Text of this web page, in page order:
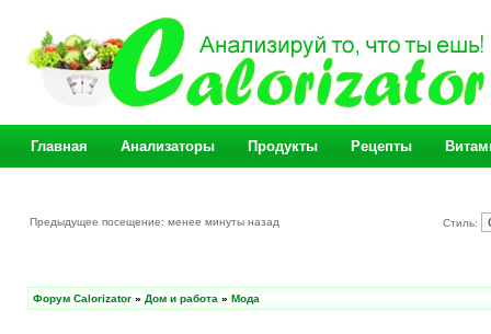
Главная Анализаторы Продукты Рецепты
Предыдущее посещение: менее минуты назад Стиль:
Форум Calorizator » Дом и работа » Мода